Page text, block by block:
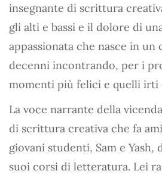
insegnante di scrittura
gli alti e bassi e il dolore di
appassionata che nasce in un
decenni incontrando, per i
momenti più felici e quelli irti
La voce narrante della
di scrittura creativa che fa
giovani studenti, Sam e Yash,
suoi corsi di letteratura. Lei